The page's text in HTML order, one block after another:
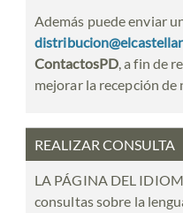
Además puede enviar
ContactosPD, a fin de
mejorar la recepción de
REALIZAR CONSULTA
LA PÁGINA DEL
consultas sobre la